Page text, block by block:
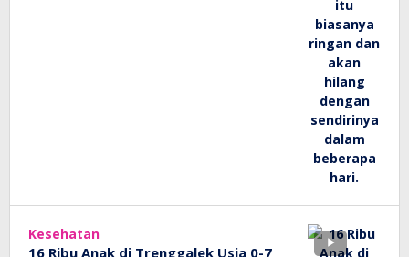
Kesehatan
16 Ribu Anak di Trenggalek Usia 0-7